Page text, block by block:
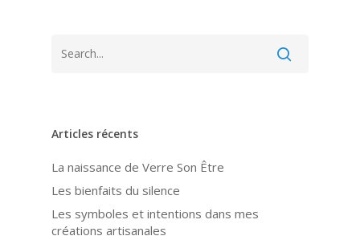
Articles récents
La naissance de Verre Son Être
Les bienfaits du silence
Les symboles et intentions dans mes
créations artisanales